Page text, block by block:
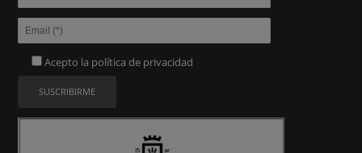
Acepto la política de privacidad